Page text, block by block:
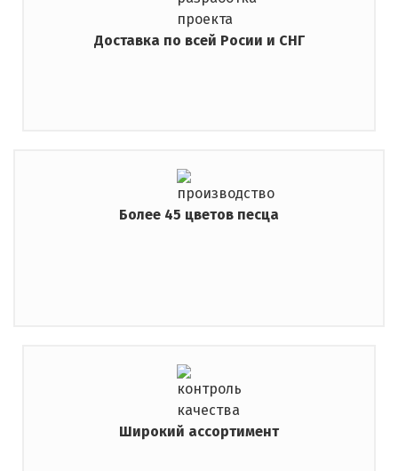
Доставка по всей Росии и СНГ
Более 45 цветов песца
Широкий ассортимент